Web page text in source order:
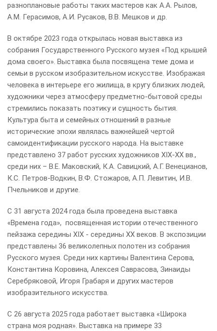
разноплановые работы таких мастеров как А.А. Рылов,
А.М. Герасимов, А.И. Русаков, В.В. Мешков и др.
В октябре 2023 года открылась новая выставка из
собрания Государственного Русского музея «Под крышей
дома своего». Выставка была посвящена теме дома и
семьи в русском изобразительном искусстве. Изображая
человека в интерьере его жилища, в кругу близких людей,
художники через атмосферу предметно-бытовой среды
стремились показать поэтику и сущность бытия.
Культура быта и семейных отношений в разные
исторические эпохи являлась важнейшей чертой
самоидентификации русского народа. На выставке
представлено 37 работ русских художников XIX-XX вв.,
среди них – В.Е. Маковский, К.А. Савицкий, А.Г. Венецианов,
К.С. Петров-Водкин, В.Ф. Стожаров, А.П. Левитин, И.В.
Пчельников и другие.
С 31 августа 2024 года была проведена выставка
«Времена года», посвященная истории отечественного
пейзажа середины XIX - середины XX веков. В экспозиции
представлены 36 великолепных полотен из собрания
Русского музея. Среди них картины Валентина Серова,
Константина Коровина, Алексея Саврасова, Зинаиды
Серебряковой, Игоря Грабаря и других мастеров
изобразительного искусства.
С 26 августа 2025 года работает выставка «Широка
страна моя родная». Выставка на примере 33